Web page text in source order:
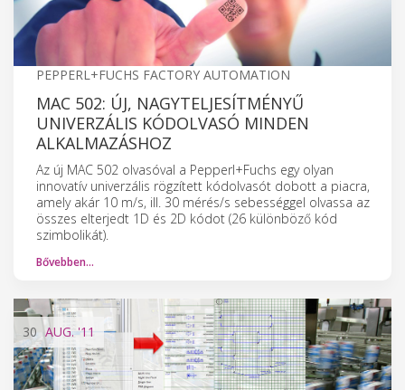
PEPPERL+FUCHS FACTORY AUTOMATION
MAC 502: ÚJ, NAGYTELJESÍTMÉNYŰ
UNIVERZÁLIS KÓDOLVASÓ MINDEN
ALKALMAZÁSHOZ
Az új MAC 502 olvasóval a Pepperl+Fuchs egy olyan
innovatív univerzális rögzített kódolvasót dobott a piacra,
amely akár 10 m/s, ill. 30 mérés/s sebességgel olvassa az
összes elterjedt 1D és 2D kódot (26 különböző kód
szimbolikát).
Bővebben…
30 AUG.'11